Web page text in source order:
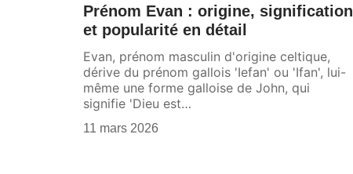
Prénom Evan : origine, signification
et popularité en détail
Evan, prénom masculin d'origine celtique,
dérive du prénom gallois 'Iefan' ou 'Ifan', lui-
même une forme galloise de John, qui
signifie 'Dieu est…
11 mars 2026